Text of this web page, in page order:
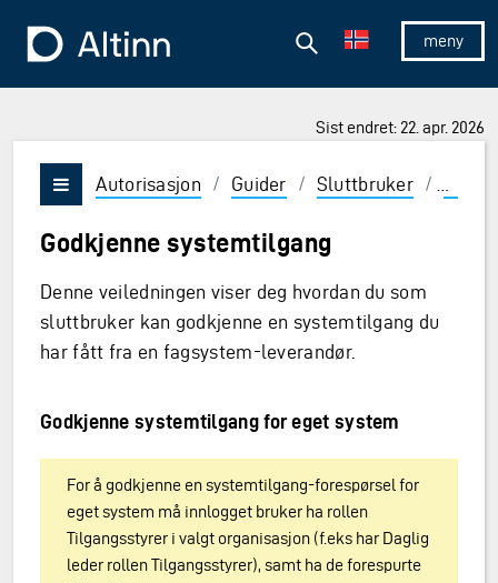
Vis/skjul
Søk
Sist endret: 22. apr. 2026
Vis/skjul meny
Autorisasjon / Guider / Sluttbruker /
Godkjenne systemtilgang
Denne veiledningen viser deg hvordan du som
sluttbruker kan godkjenne en systemtilgang du
har fått fra en fagsystem-leverandør.
Godkjenne systemtilgang for eget system
For å godkjenne en systemtilgang-forespørsel for
eget system må innlogget bruker ha rollen
Tilgangsstyrer i valgt organisasjon (f.eks har Daglig
leder rollen Tilgangsstyrer), samt ha de forespurte